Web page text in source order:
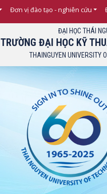
Đơn vị đào tạo - nghiên cứu
ĐẠI HỌC THÁI
TRƯỜNG ĐẠI HỌC KỸ
THAINGUYEN UNIVERSITY